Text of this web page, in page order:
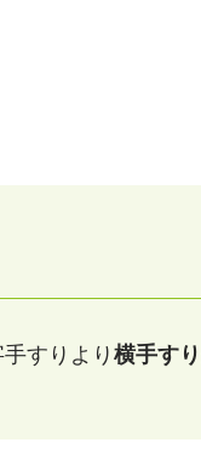
すりより横手すり